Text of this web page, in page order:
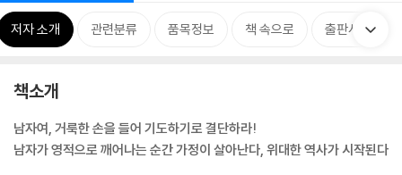
저자 소개 관련분류 품목정보 책 속으로 출판사 리뷰
책소개
남자여, 거룩한 손을 들어 기도하기로 결단하라!
남자가 영적으로 깨어나는 순간 가정이 살아난다, 위대한 역사가 시작된다